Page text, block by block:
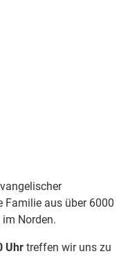
Familie aus über 6000
Norden.
Uhr treffen wir uns zu